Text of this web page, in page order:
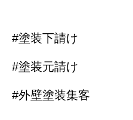
#塗装下請け
#塗装元請け
#外壁塗装集客